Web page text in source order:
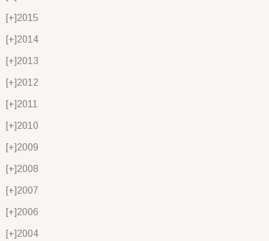
[+]2015
[+]2014
[+]2013
[+]2012
[+]2011
[+]2010
[+]2009
[+]2008
[+]2007
[+]2006
[+]2004